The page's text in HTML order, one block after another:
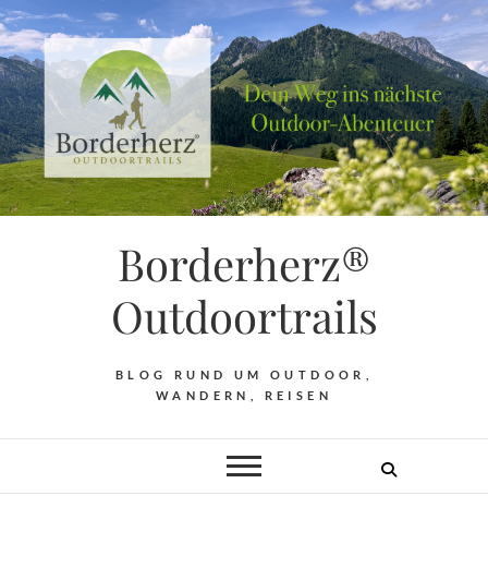
Borderherz®
Outdoortrails
BLOG RUND UM OUTDOOR,
WANDERN, REISEN